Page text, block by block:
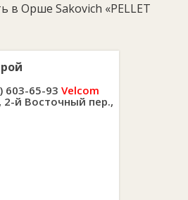
в Орше Sakovich «PELLET
603-65-93 Velcom
й Восточный пер.,